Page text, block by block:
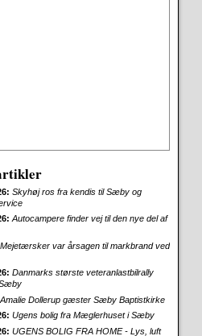
Skyhøj ros fra kendis til Sæby og
Autocampere finder vej til den nye del af
Mejetærsker var årsagen til markbrand ved
Danmarks største veteranlastbilrally
Amalie Dollerup gæster Sæby Baptistkirke
Ugens bolig fra Mæglerhuset i Sæby
UGENS BOLIG FRA HOME - Lys, luft